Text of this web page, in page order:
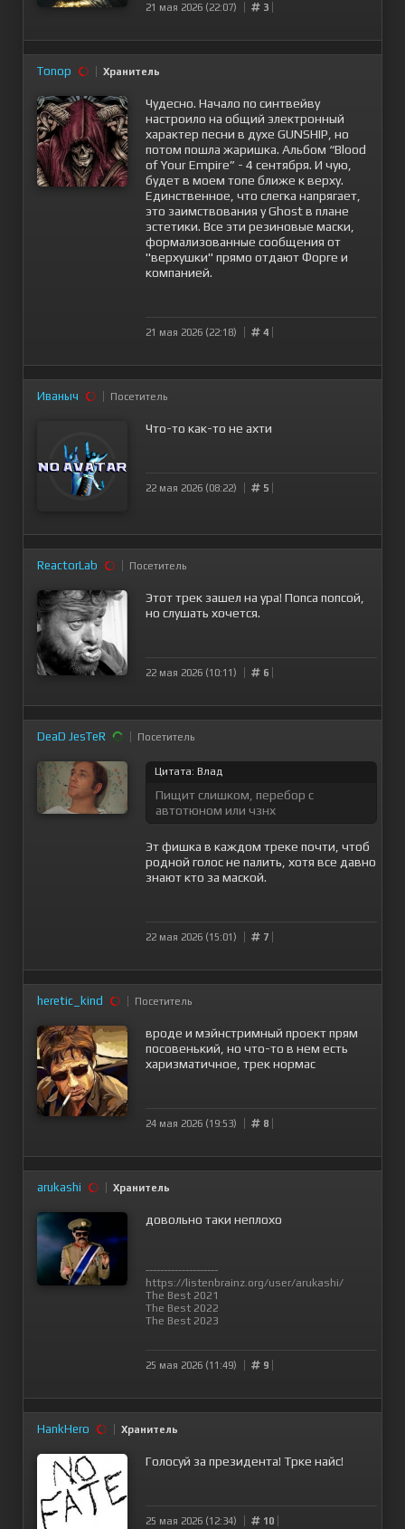
21 мая 2026 (22:07) 3
Tonop Хранитель
Чудесно. Начало по синтвейву
настроило на общий электронный
характер песни в духе GUNSHIP, но
потом пошла жаришка. Альбом “Blood
of Your Empire” - 4 сентября. И чую,
будет в моем топе ближе к верху.
Единственное, что слегка напрягает,
это заимствования у Ghost в плане
эстетики. Все эти резиновые маски,
формализованные сообщения от
"верхушки" прямо отдают Форге и
компанией.
21 мая 2026 (22:18) 4
Иваныч Посетитель
Что-то как-то не ахти
22 мая 2026 (08:22) 5
ReactorLab Посетитель
Этот трек зашел на ура! Попса попсой,
но слушать хочется.
22 мая 2026 (10:11) 6
DeaD JesTeR Посетитель
Цитата: Влад
Пищит слишком, перебор с
автотюном или чзнх
Эт фишка в каждом треке почти, чтоб
родной голос не палить, хотя все давно
знают кто за маской.
22 мая 2026 (15:01) 7
heretic_kind Посетитель
вроде и мэйнстримный проект прям
посовенький, но что-то в нем есть
харизматичное, трек нормас
24 мая 2026 (19:53) 8
arukashi Хранитель
довольно таки неплохо
--------------------
https://listenbrainz.org/user/arukashi/
The Best 2021
The Best 2022
The Best 2023
25 мая 2026 (11:49) 9
HankHero Хранитель
Голосуй за президента! Трке найс!
25 мая 2026 (12:34) 10